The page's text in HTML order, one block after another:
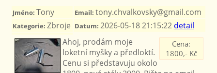
Jméno: Tony Email: tony.chvalkovsky@gmail.com
Kategorie: Zbroje Datum: 2026-05-18 21:15:22 detail
Cena:
1800,- Kč
Ahoj, prodám moje
loketní myšky a předloktí.
Cenu si představuju okolo